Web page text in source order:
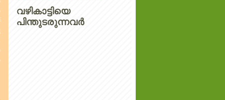
വഴികാട്ടിയെ
പിന്തുടരുന്നവര്‍